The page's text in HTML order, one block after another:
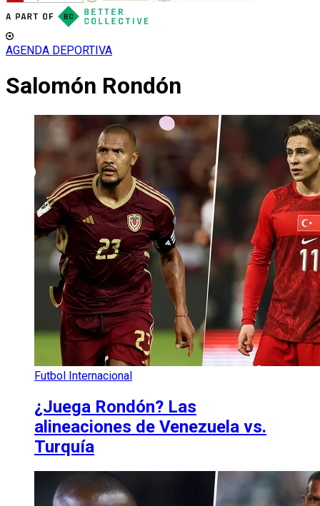
AGENDA DEPORTIVA
Salomón Rondón
Futbol Internacional
¿Juega Rondón? Las
alineaciones de Venezuela vs.
Turquía